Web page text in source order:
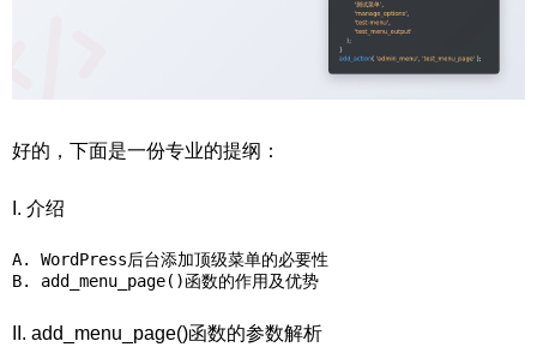
好的，下面是一份专业的提纲：
I. 介绍
A. WordPress后台添加顶级菜单的必要性
II. add_menu_page()函数的参数解析